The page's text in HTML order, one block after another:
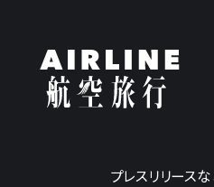
プレスリリース